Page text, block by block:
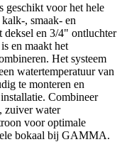
geschikt voor het hele
, smaak- en
deksel en 3/4" ontluchter
en maakt het
Het systeem
watertemperatuur van
te monteren en
Combineer
zuiver water
voor optimale
bokaal bij GAMMA.